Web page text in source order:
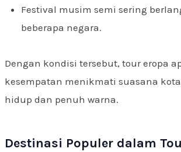
Festival musim semi sering
beberapa negara.
Dengan kondisi tersebut, tour eropa
kesempatan menikmati suasana
hidup dan penuh warna.
Destinasi Populer dalam